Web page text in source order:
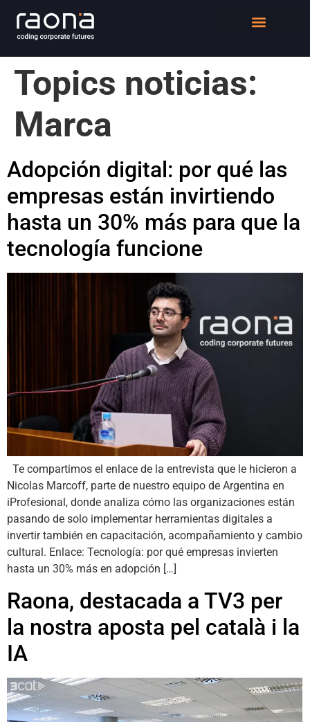
Topics noticias:
Marca
Adopción digital: por qué las
empresas están invirtiendo
hasta un 30% más para que la
tecnología funcione
Te compartimos el enlace de la entrevista que le hicieron a
Nicolas Marcoff, parte de nuestro equipo de Argentina en
iProfesional, donde analiza cómo las organizaciones están
pasando de solo implementar herramientas digitales a
invertir también en capacitación, acompañamiento y cambio
cultural. Enlace: Tecnología: por qué empresas invierten
hasta un 30% más en adopción […]
Raona, destacada a TV3 per
la nostra aposta pel català i la
IA